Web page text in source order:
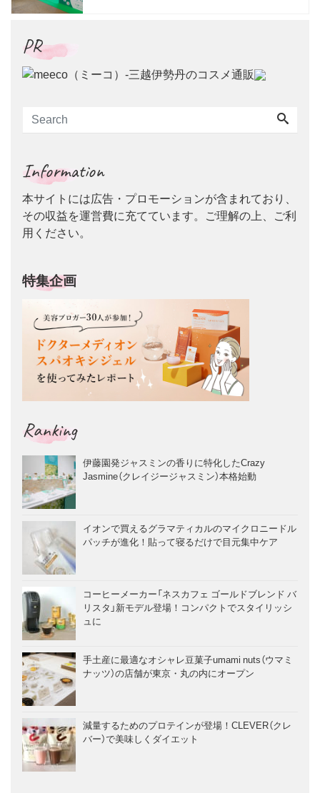
PR
Information
本サイトには広告・プロモーションが含まれており、
その収益を運営費に充てています。ご理解の上、ご利
用ください。
特集企画
Ranking
伊藤園発ジャスミンの香りに特化したCrazy
Jasmine（クレイジージャスミン）本格始動
イオンで買えるグラマティカルのマイクロニードル
パッチが進化！貼って寝るだけで目元集中ケア
コーヒーメーカー「ネスカフェ ゴールドブレンド バ
リスタ」新モデル登場！コンパクトでスタイリッシ
ュに
手土産に最適なオシャレ豆菓子umami nuts（ウマミ
ナッツ）の店舗が東京・丸の内にオープン
減量するためのプロテインが登場！CLEVER（クレ
バー）で美味しくダイエット